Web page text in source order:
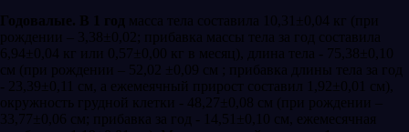
Годовалые. В 1 год масса тела составила 10,31±0,04 кг (при
рождении – 3,38±0,02; прибавка массы тела за год составила
6,94±0,04 кг или 0,57±0,00 кг в месяц), длина тела - 75,38±0,10
см (при рождении – 52,02 ±0,09 см ; прибавка длины тела за год
- 23,39±0,11 см, а ежемеячный прирост составил 1,92±0,01 см),
окружность грудной клетки - 48,27±0,08 см (при рождении –
33,77±0,06 см; прибавка за год - 14,51±0,10 см, ежемесячная